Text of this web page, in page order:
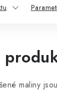
maliny